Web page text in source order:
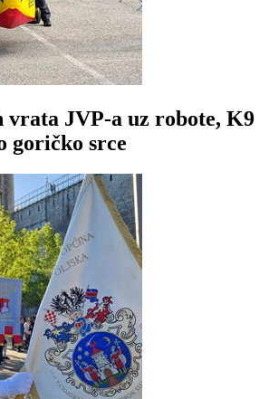
vrata JVP-a uz robote, K9
goričko srce